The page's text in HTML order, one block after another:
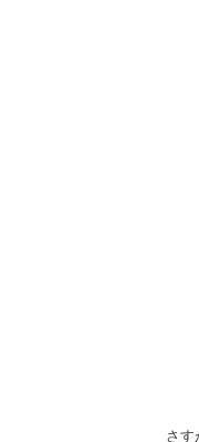
さす